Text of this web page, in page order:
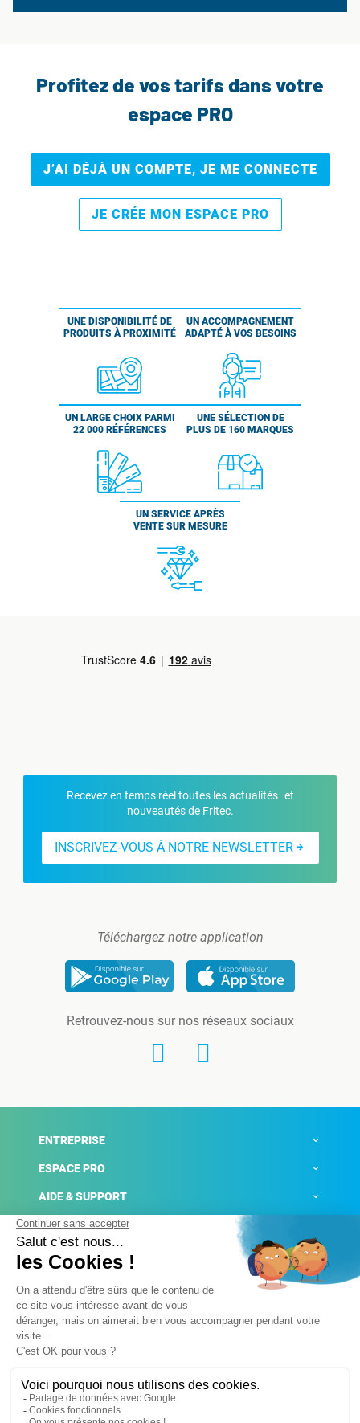
Profitez de vos tarifs dans votre
espace PRO
J’AI DÉJÀ UN COMPTE, JE ME CONNECTE
JE CRÉE MON ESPACE PRO
UNE DISPONIBILITÉ DE
PRODUITS À PROXIMITÉ
UN ACCOMPAGNEMENT
ADAPTÉ À VOS BESOINS
UN LARGE CHOIX PARMI
22 000 RÉFÉRENCES
UNE SÉLECTION DE
PLUS DE 160 MARQUES
UN SERVICE APRÈS
VENTE SUR MESURE
Recevez en temps réel toutes les actualités et
nouveautés de Fritec.
INSCRIVEZ-VOUS À NOTRE NEWSLETTER
Téléchargez notre application
Retrouvez-nous sur nos réseaux sociaux
ENTREPRISE
ESPACE PRO
AIDE & SUPPORT
ACTUALITÉS
Mentions légales
Conditions générales de ventes